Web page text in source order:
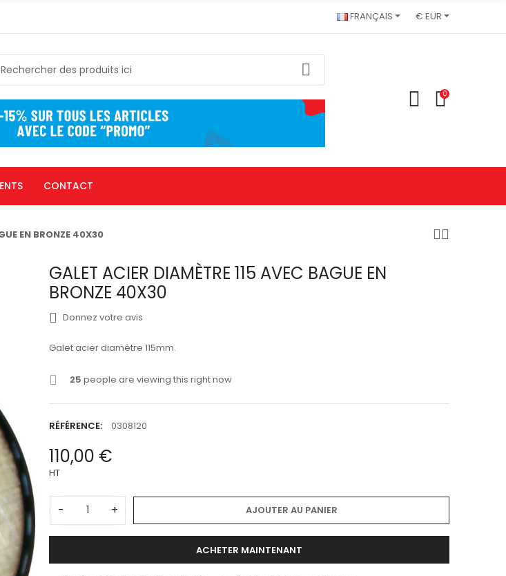
FRANÇAIS € EUR
0
CONTACT
EN BRONZE 40X30
GALET ACIER DIAMÈTRE 115 AVEC BAGUE EN
BRONZE 40X30
Donnez votre avis
Galet acier diamètre 115mm.
25 people are viewing this right now
RÉFÉRENCE: 0308120
110,00 €
HT
- + AJOUTER AU PANIER
ACHETER MAINTENANT